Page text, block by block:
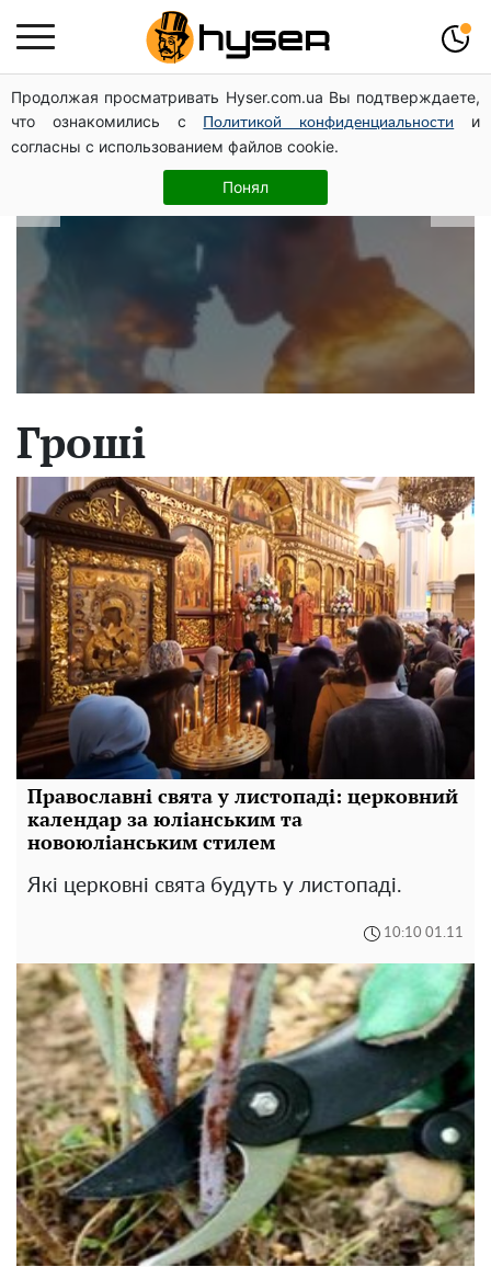
Продолжая просматривать Hyser.com.ua Вы подтверждаете,
что ознакомились с
Политикой конфиденциальности
и
согласны с использованием файлов cookie.
Понял
В які дати народжуються найвірніші
чоловіки: краще одразу перевірити,
щоб потім не страждати
Гроші
Православні свята у листопаді: церковний
календар за юліанським та
новоюліанським стилем
Які церковні свята будуть у листопаді.
10:10 01.11